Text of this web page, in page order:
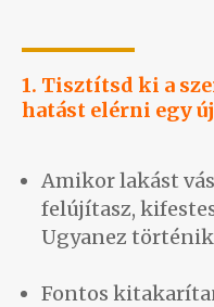
1. Tisztítsd ki a
hatást elérni egy
Amikor lakást
felújítasz,
Ugyanez
Fontos